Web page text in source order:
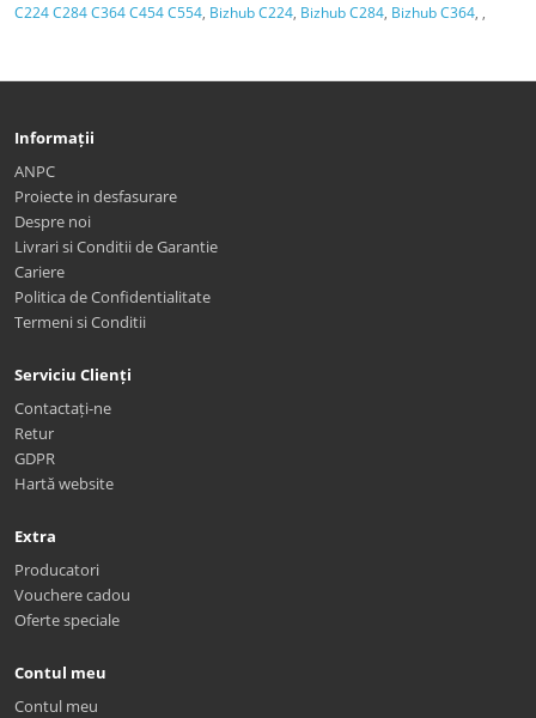
C224 C284 C364 C454 C554, Bizhub C224, Bizhub C284, Bizhub C364, ,
Informații
ANPC
Proiecte in desfasurare
Despre noi
Livrari si Conditii de Garantie
Cariere
Politica de Confidentialitate
Termeni si Conditii
Serviciu Clienți
Contactați-ne
Retur
GDPR
Hartă website
Extra
Producatori
Vouchere cadou
Oferte speciale
Contul meu
Contul meu